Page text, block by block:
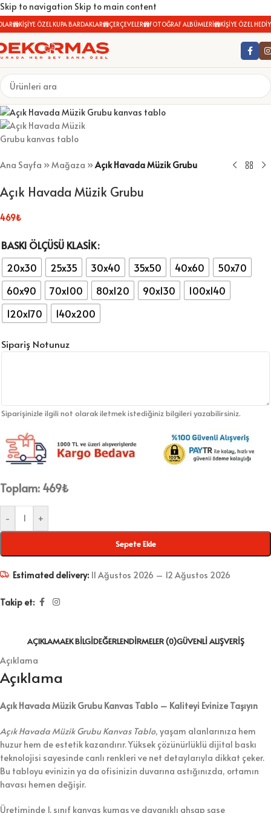
Skip to navigation Skip to main content
KİŞİYE ÖZEL KUPA BARDAKLAR ÇERÇEVELER FOTOĞRAF ALBÜMLERİ KİŞİYE ÖZEL
Ana Sayfa »Mağaza »Açık Havada Müzik Grubu
Açık Havada Müzik Grubu
469₺
BASKI ÖLÇÜSÜ KLASIK
20x30
25x35 30x40 35x50 40x60
50x70
60x90
70x100 80x120 90x130
100x140
120x170
140x200
Sipariş Notunuz
Siparişinizle ilgili not olarak iletmek istediğiniz bilgileri yazabilirsiniz.
Toplam: 469₺
- +
Sepete Ekle
Estimated delivery: 11 Ağustos 2026 – 12 Ağustos 2026
Takip et:
AÇIKLAMAEK BILGIDEĞERLENDIRMELER (0)GÜVENLI ALIŞVERIŞ
Açıklama
Açıklama
Açık Havada Müzik Grubu Kanvas Tablo – Kaliteyi Evinize Taşıyın
Açık Havada Müzik Grubu Kanvas Tablo, yaşam alanlarınıza hem
huzur hem de estetik kazandırır. Yüksek çözünürlüklü dijital baskı
teknolojisi sayesinde canlı renkleri ve net detaylarıyla dikkat çeker.
Bu tabloyu evinizin ya da ofisinizin duvarına astığınızda, ortamın
havası hemen değişir.
Üretiminde 1. sınıf kanvas kumaş ve dayanıklı ahşap şase